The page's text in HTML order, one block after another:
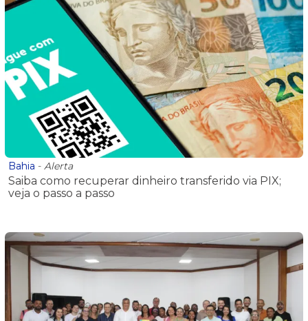
Bahia - Alerta
Saiba como recuperar dinheiro transferido via PIX;
veja o passo a passo